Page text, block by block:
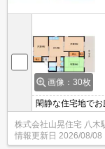
画像：30枚
閑静な住宅地で
株式会社山晃住宅 八木
情報更新日 2026/08/08